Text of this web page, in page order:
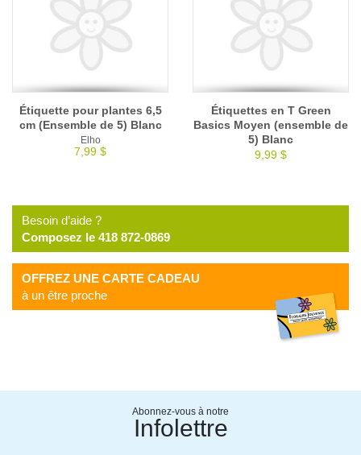
Étiquette pour plantes 6,5
cm (Ensemble de 5) Blanc
Elho
7,99 $
Étiquettes en T Green
Basics Moyen (ensemble de
5) Blanc
9,99 $
Besoin d’aide ?
Composez le 418 872-0869
OFFREZ UNE CARTE CADEAU
à un être proche
Abonnez-vous à notre
Infolettre